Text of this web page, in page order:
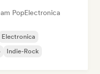
PopElectronica
Electronica
Indie-Rock